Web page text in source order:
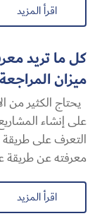
اقرأ المزيد
كل ما تريد
ميزان المراجعة
يحتاج الكثير
على إنشاء
التعرف على
معرفته عن طريقة
اقرأ المزيد